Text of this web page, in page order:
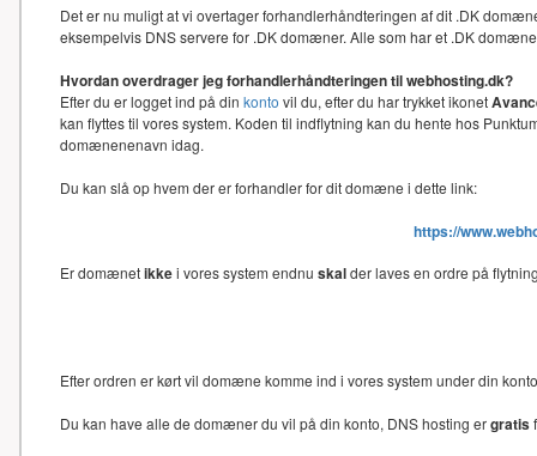
Det er nu muligt at vi overtager forhandlerhåndteringen af dit .DK
eksempelvis DNS servere for .DK domæner. Alle som har et .DK
Hvordan overdrager jeg forhandlerhåndteringen til webhosting.dk?
Efter du er logget ind på din konto vil du, efter du har trykket ikonet
kan flyttes til vores system. Koden til indflytning kan du hente hos
domænenenavn idag.
Du kan slå op hvem der er forhandler for dit domæne i dette link:
https://
Er domænetikkei vores system endnu skalder laves en ordre på
Efter ordren er kørt vil domæne komme ind i vores system under din
Du kan have alle de domæner du vil på din konto, DNS hosting ergratis